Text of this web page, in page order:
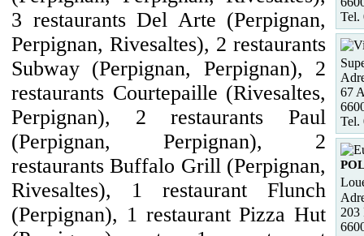
3 restaurants Del Arte (Perpignan,
Perpignan, Rivesaltes), 2 restaurants
Subway (Perpignan, Perpignan), 2
restaurants Courtepaille (Rivesaltes,
Perpignan), 2 restaurants Paul
(Perpignan, Perpignan), 2
restaurants Buffalo Grill (Perpignan,
Rivesaltes), 1 restaurant Flunch
(Perpignan), 1 restaurant Pizza Hut
Tel.
67
Tel.